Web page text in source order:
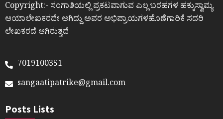
Copyright:- ಸಂಗಾತಿಯಲ್ಲಿ ಪ್ರಕಟವಾಗುವ ಎಲ್ಲ ಬರಹಗಳ ಹಕ್ಕುಸ್ವಾಮ್ಯ
ಆಯಾಲೇಖಕರದೇ ಆಗಿದ್ದು ಅವರ ಅಭಿಪ್ರಾಯಗಳಹೊಣೆಗಾರಿಕೆ ಸದರಿ
ಲೇಖಕರದೆ ಆಗಿರುತ್ತದೆ
7019100351
sangaatipatrike@gmail.com
Posts Lists